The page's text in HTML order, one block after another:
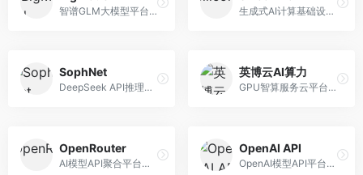
智谱GLM大模型平台，提供API调用与模型服务。面向开发者和企业用户，提供GLM系列模型API、微调服务、应用开发工具等，开源生态完善。 生成式AI计算基础设施平台，专注于模型推理服务。面向开发者和企业，提供多模型API、高性能推理、成本优化等服务，推理性价比高。
SophNet
DeepSeek API推理平台，专注于DeepSeek模型服务。面向开发者，提供DeepSeek模型API、高性能推理、低成本服务，推理效率高。
英博云AI算力
GPU智算服务云平台，专注于AI算力租赁。面向AI研究者和企业，提供GPU租赁、模型训练、推理服务等，算力资源丰富。
OpenRouter
AI模型API聚合平台，整合多种主流大模型。面向开发者，提供统一API接口、模型对比、成本优化等服务，模型选择灵活。
OpenAI API
OpenAI模型API平台，提供GPT系列模型服务。面向开发者，提供模型API、微调服务、Assistants API等，是AI开发领域的基础设施。